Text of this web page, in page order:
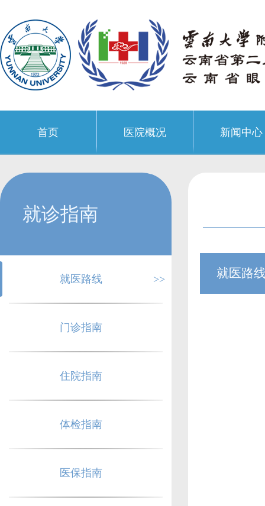
首页 医院概况 新闻中心
就诊指南
就医路线 >>
门诊指南
住院指南
体检指南
医保指南
就医路